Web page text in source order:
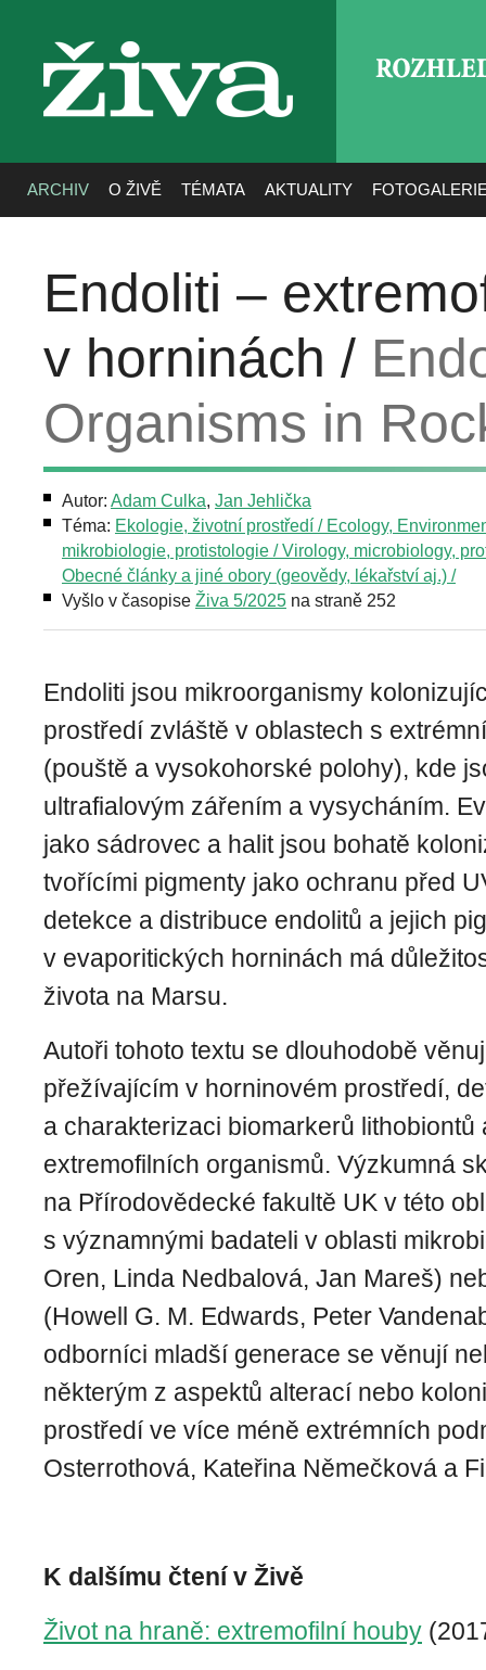
živa
ARCHIV O ŽIVĚ TÉMATA AKTUALITY
Endoliti –
v horninách /
Organisms in
Autor: Adam Culka, Jan Jehlička
Téma: Ekologie, životní prostředí / Ecology,
mikrobiologie, protistologie / Virology, microbiology,
Obecné články a jiné obory (geovědy, lékařství aj.) /
Vyšlo v časopise Živa 5/2025 na straně 252
Endoliti jsou mikroorganismy
prostředí zvláště v oblastech s
(pouště a vysokohorské polohy), kde
ultrafialovým zářením a vysycháním.
jako sádrovec a halit jsou bohatě
tvořícími pigmenty jako ochranu před
detekce a distribuce endolitů a jejich
v evaporitických horninách má
života na Marsu.
Autoři tohoto textu se dlouhodobě
přežívajícím v horninovém prostředí,
a charakterizaci biomarkerů lithobiontů
extremofilních organismů. Výzkumná
na Přírodovědecké fakultě UK v této
s významnými badateli v oblasti
Oren, Linda Nedbalová, Jan Mareš)
(Howell G. M. Edwards, Peter
odborníci mladší generace se věnují
některým z aspektů alterací nebo
prostředí ve více méně extrémních
Osterrothová, Kateřina Němečková a
K dalšímu čtení v Živě
Život na hraně: extremofilní houby